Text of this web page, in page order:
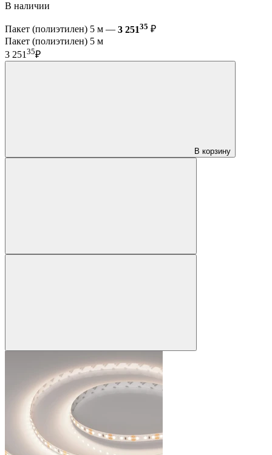
В наличии
Пакет (полиэтилен) 5 м — 3 25135 ₽
Пакет (полиэтилен) 5 м
3 251 35₽
В корзину